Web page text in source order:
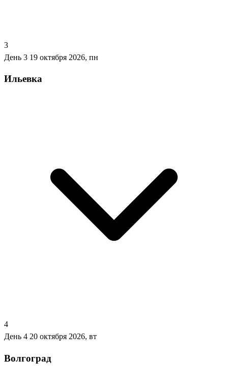
3
День 3 19 октября 2026, пн
Ильевка
4
День 4 20 октября 2026, вт
Волгоград